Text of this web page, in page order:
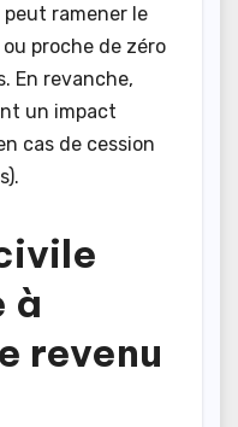
ramener le
proche de zéro
En revanche,
un impact
cas de cession
à
revenu